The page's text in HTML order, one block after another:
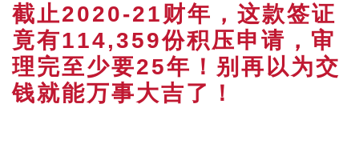
截止2020-21财年，这款签证
竟有114,359份积压申请，审
理完至少要25年！别再以为交
钱就能万事大吉了！